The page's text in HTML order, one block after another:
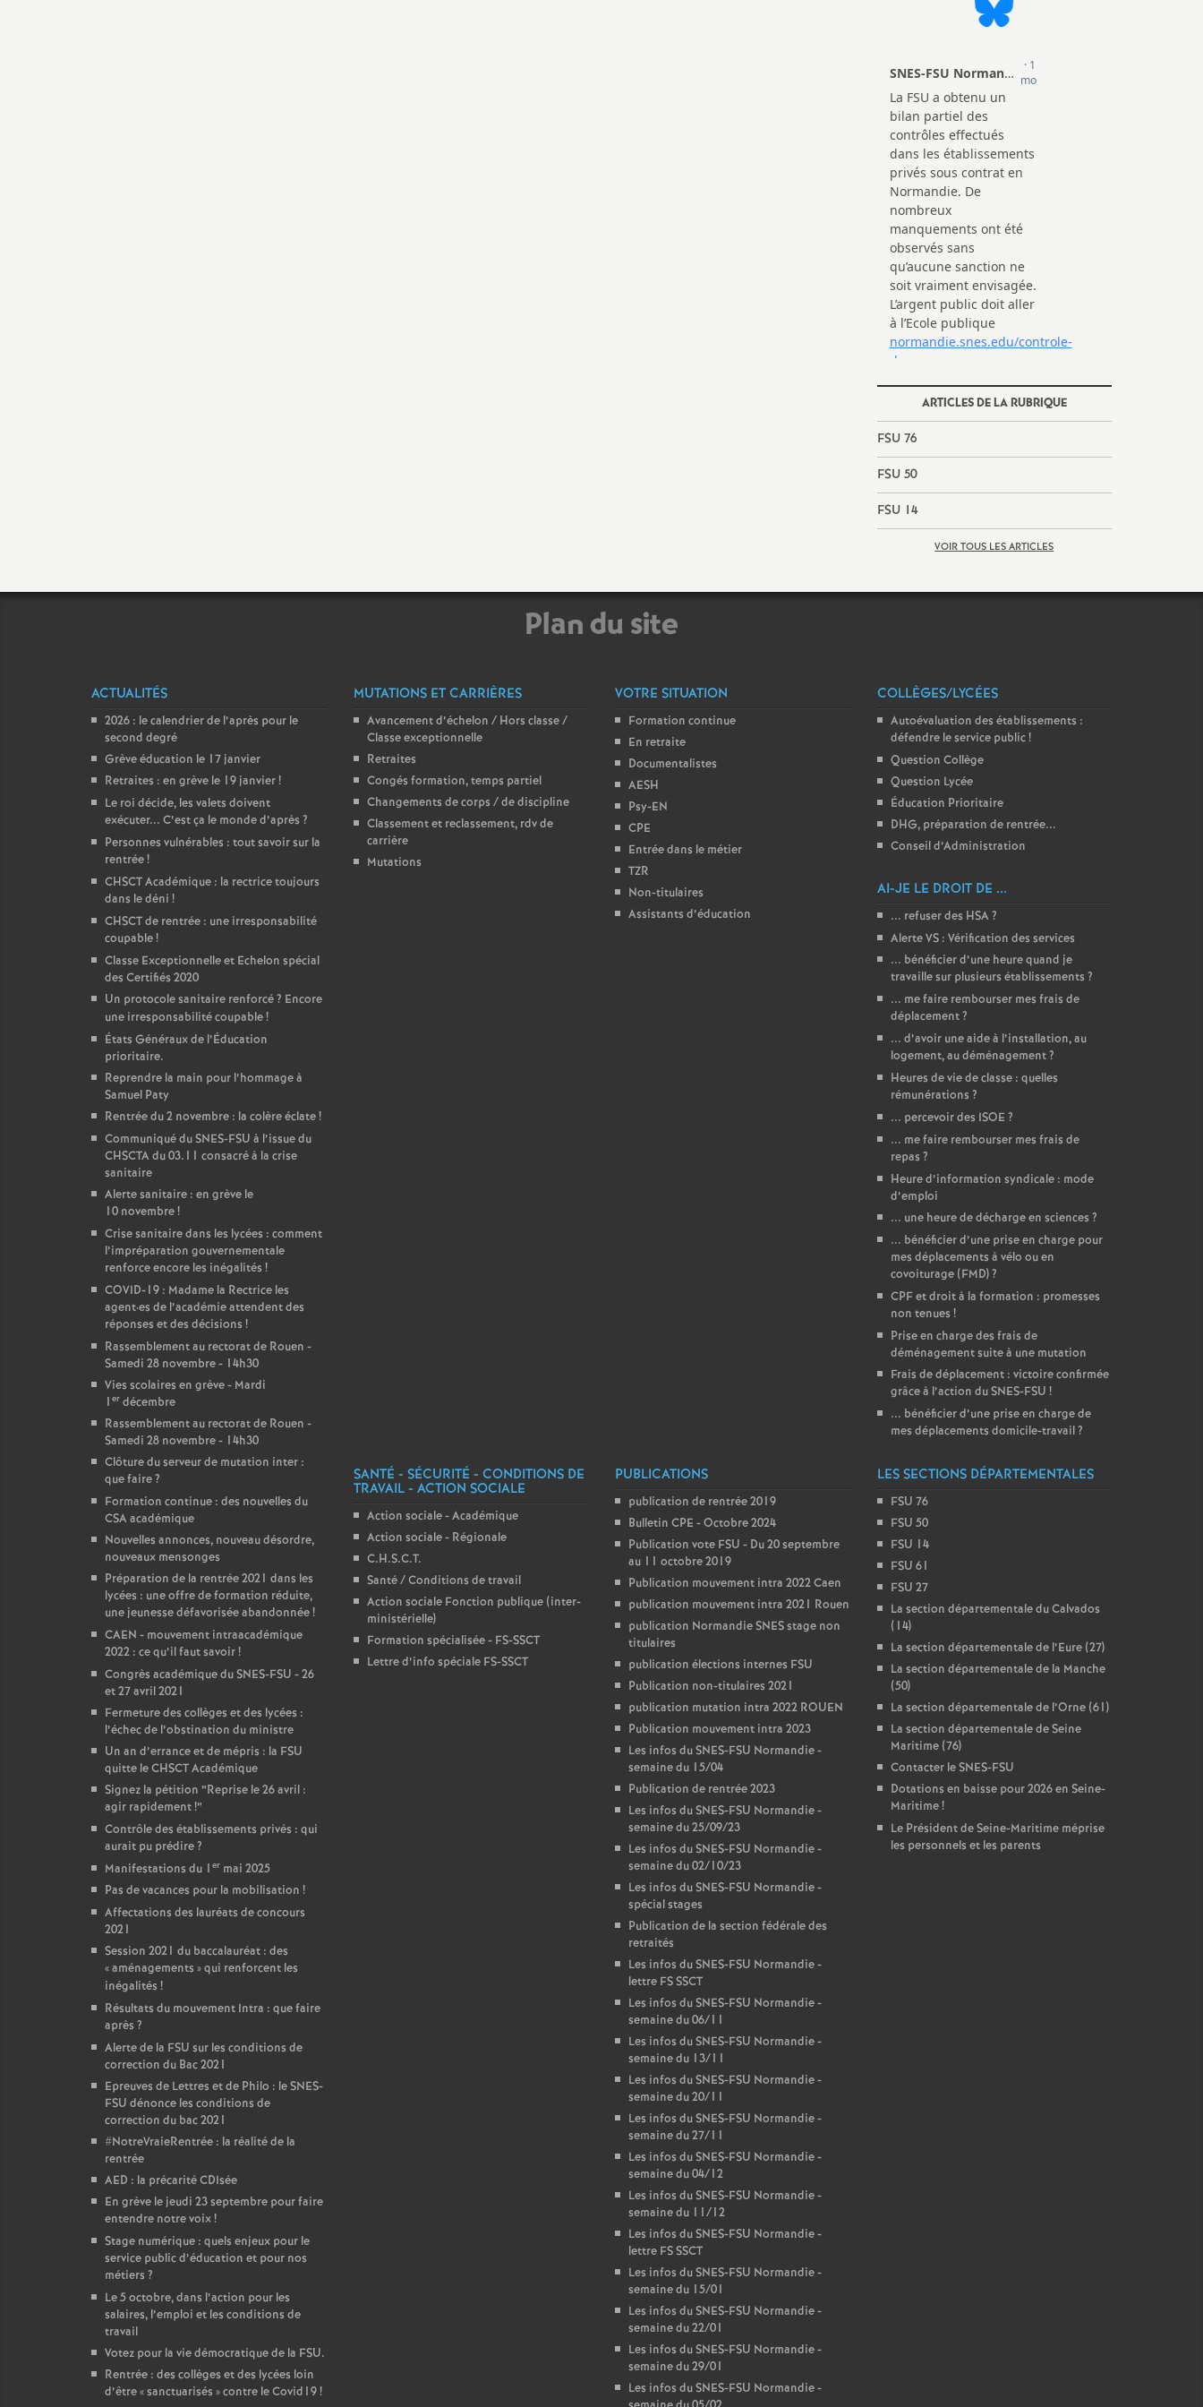
d
e
S
e
a
n
s
T
o
ARTICLES DE LA RUBRIQUE
FSU 76
FSU 50
FSU 14
VOIR TOUS LES ARTICLES
Plan du site
ACTUALITÉS
2026 : le calendrier de l’après pour le
second degré
Grève éducation le 17 janvier
Retraites : en grève le 19 janvier!
Le roi décide, les valets doivent
exécuter... C’est ça le monde d’après ?
Personnes vulnérables : tout savoir sur la
rentrée!
CHSCT Académique : la rectrice toujours
dans le déni !
CHSCT de rentrée : une irresponsabilité
coupable!
Classe Exceptionnelle et Echelon spécial
des Certifiés 2020
Un protocole sanitaire renforcé? Encore
une irresponsabilité coupable!
États Généraux de l’Éducation
prioritaire.
Reprendre la main pour l’hommage à
Samuel Paty
Rentrée du 2 novembre : la colère éclate!
Communiqué du SNES-FSU à l’issue du
CHSCTA du 03.11 consacré à la crise
sanitaire
Alerte sanitaire : en grève le
10 novembre!
Crise sanitaire dans les lycées : comment
l’impréparation gouvernementale
renforce encore les inégalités !
COVID-19 : Madame la Rectrice les
agent·es de l’académie attendent des
réponses et des décisions !
Rassemblement au rectorat de Rouen -
Samedi 28 novembre - 14h30
Vies scolaires en grève - Mardi
1 er décembre
Rassemblement au rectorat de Rouen -
Samedi 28 novembre - 14h30
Clôture du serveur de mutation inter :
que faire?
Formation continue : des nouvelles du
CSA académique
Nouvelles annonces, nouveau désordre,
nouveaux mensonges
Préparation de la rentrée 2021 dans les
lycées : une offre de formation réduite,
une jeunesse défavorisée abandonnée!
CAEN - mouvement intraacadémique
2022 : ce qu’il faut savoir!
Congrès académique du SNES-FSU - 26
et 27 avril 2021
Fermeture des collèges et des lycées :
l’échec de l’obstination du ministre
Un an d’errance et de mépris : la FSU
quitte le CHSCT Académique
Signez la pétition “Reprise le 26 avril :
agir rapidement!”
Contrôle des établissements privés : qui
aurait pu prédire?
Manifestations du 1 er mai 2025
Pas de vacances pour la mobilisation !
Affectations des lauréats de concours
2021
Session 2021 du baccalauréat : des
«aménagements » qui renforcent les
inégalités !
Résultats du mouvement Intra : que faire
après ?
Alerte de la FSU sur les conditions de
correction du Bac 2021
Epreuves de Lettres et de Philo : le SNES-
FSU dénonce les conditions de
correction du bac 2021
#NotreVraieRentrée : la réalité de la
rentrée
AED : la précarité CDIsée
En grève le jeudi 23 septembre pour faire
entendre notre voix!
Stage numérique : quels enjeux pour le
service public d’éducation et pour nos
métiers ?
Le 5 octobre, dans l’action pour les
salaires, l’emploi et les conditions de
travail
Votez pour la vie démocratique de la FSU.
Rentrée : des collèges et des lycées loin
d’être «sanctuarisés » contre le Covid19!
MUTATIONS ET CARRIÈRES
Avancement d’échelon / Hors classe /
Classe exceptionnelle
Retraites
Congés formation, temps partiel
Changements de corps / de discipline
Classement et reclassement, rdv de
carrière
Mutations
VOTRE SITUATION
Formation continue
En retraite
Documentalistes
AESH
Psy-EN
CPE
Entrée dans le métier
TZR
Non-titulaires
Assistants d’éducation
COLLÈGES/LYCÉES
Autoévaluation des établissements :
défendre le service public!
Question Collège
Question Lycée
Éducation Prioritaire
DHG, préparation de rentrée...
Conseil d’Administration
AI-JE LE DROIT DE ...
... refuser des HSA?
Alerte VS : Vérification des services
... bénéficier d’une heure quand je
travaille sur plusieurs établissements ?
... me faire rembourser mes frais de
déplacement?
... d’avoir une aide à l’installation, au
logement, au déménagement?
Heures de vie de classe : quelles
rémunérations ?
... percevoir des ISOE ?
... me faire rembourser mes frais de
repas ?
Heure d’information syndicale : mode
d’emploi
... une heure de décharge en sciences ?
... bénéficier d’une prise en charge pour
mes déplacements à vélo ou en
covoiturage (FMD)?
CPF et droit à la formation : promesses
non tenues !
Prise en charge des frais de
déménagement suite à une mutation
Frais de déplacement : victoire confirmée
grâce à l’action du SNES-FSU !
... bénéficier d’une prise en charge de
mes déplacements domicile-travail?
SANTÉ - SÉCURITÉ - CONDITIONS DE
TRAVAIL - ACTION SOCIALE
Action sociale - Académique
Action sociale - Régionale
C.H.S.C.T.
Santé / Conditions de travail
Action sociale Fonction publique (inter-
ministérielle)
Formation spécialisée - FS-SSCT
Lettre d’info spéciale FS-SSCT
PUBLICATIONS
publication de rentrée 2019
Bulletin CPE - Octobre 2024
Publication vote FSU - Du 20 septembre
au 11 octobre 2019
Publication mouvement intra 2022 Caen
publication mouvement intra 2021 Rouen
publication Normandie SNES stage non
titulaires
publication élections internes FSU
Publication non-titulaires 2021
publication mutation intra 2022 ROUEN
Publication mouvement intra 2023
Les infos du SNES-FSU Normandie -
semaine du 15/04
Publication de rentrée 2023
Les infos du SNES-FSU Normandie -
semaine du 25/09/23
Les infos du SNES-FSU Normandie -
semaine du 02/10/23
Les infos du SNES-FSU Normandie -
spécial stages
Publication de la section fédérale des
retraités
Les infos du SNES-FSU Normandie -
lettre FS SSCT
Les infos du SNES-FSU Normandie -
semaine du 06/11
Les infos du SNES-FSU Normandie -
semaine du 13/11
Les infos du SNES-FSU Normandie -
semaine du 20/11
Les infos du SNES-FSU Normandie -
semaine du 27/11
Les infos du SNES-FSU Normandie -
semaine du 04/12
Les infos du SNES-FSU Normandie -
semaine du 11/12
Les infos du SNES-FSU Normandie -
lettre FS SSCT
Les infos du SNES-FSU Normandie -
semaine du 15/01
Les infos du SNES-FSU Normandie -
semaine du 22/01
Les infos du SNES-FSU Normandie -
semaine du 29/01
Les infos du SNES-FSU Normandie -
LES SECTIONS DÉPARTEMENTALES
FSU 76
FSU 50
FSU 14
FSU 61
FSU 27
La section départementale du Calvados
(14)
La section départementale de l’Eure (27)
La section départementale de la Manche
(50)
La section départementale de l’Orne (61)
La section départementale de Seine
Maritime (76)
Contacter le SNES-FSU
Dotations en baisse pour 2026 en Seine-
Maritime!
Le Président de Seine-Maritime méprise
les personnels et les parents